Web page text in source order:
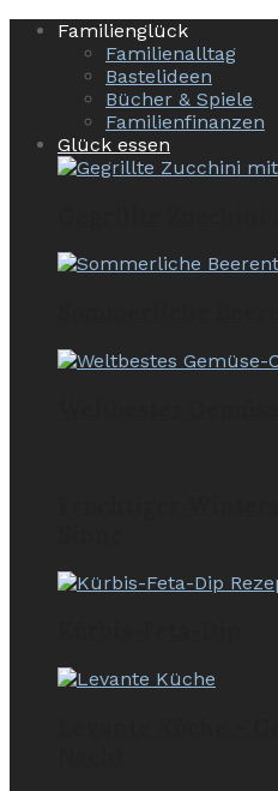
Familienglück
Familienalltag
Bastelideen
Bücher & Spiele
Familienfinanzen
Glück essen